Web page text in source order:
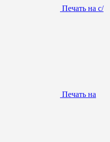
Печать на с/
Печать на